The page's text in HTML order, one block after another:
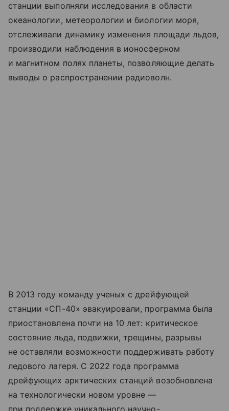
станции выполняли исследования в области
океанологии, метеорологии и биологии моря,
отслеживали динамику изменения площади льдов,
производили наблюдения в ионосферном
и магнитном полях планеты, позволяющие делать
выводы о распространении радиоволн.
В 2013 году команду ученых с дрейфующей
станции «СП-40» эвакуировали, программа была
приостановлена почти на 10 лет: критическое
состояние льда, подвижки, трещины, разрывы
не оставляли возможности поддерживать работу
ледового лагеря. С 2022 года программа
дрейфующих арктических станций возобновлена
на технологически новом уровне —